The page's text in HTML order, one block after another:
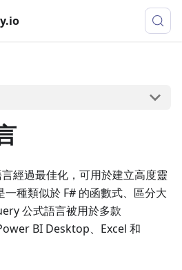
經過最佳化，可用於建立高度靈
種類似於 F# 的函數式、區分大
公式語言被用於多款
BI Desktop、Excel 和